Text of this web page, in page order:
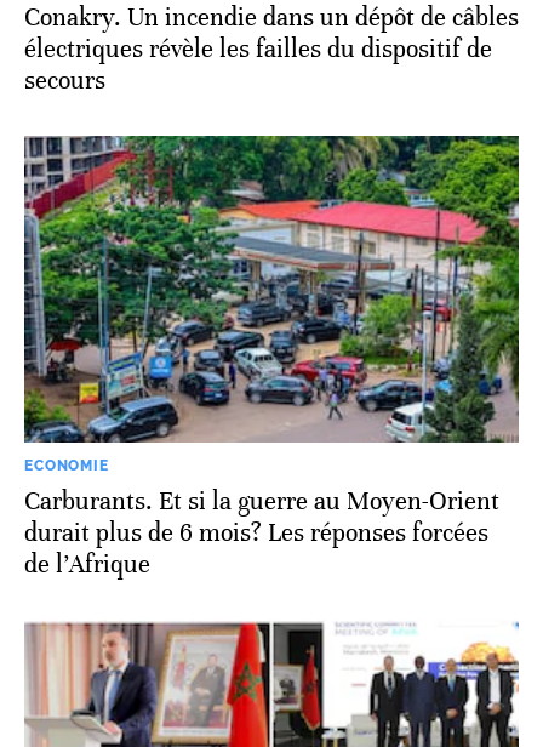
Conakry. Un incendie dans un dépôt de câbles
électriques révèle les failles du dispositif de
secours
ECONOMIE
Carburants. Et si la guerre au Moyen-Orient
durait plus de 6 mois? Les réponses forcées
de l’Afrique